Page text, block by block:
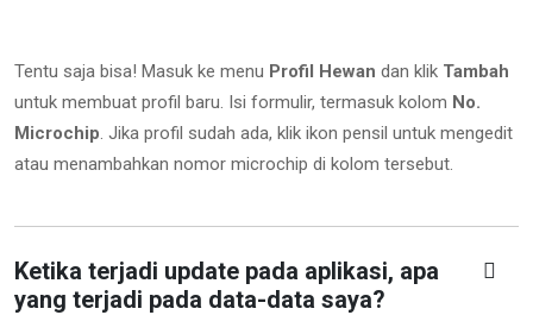
Tentu saja bisa! Masuk ke menu Profil Hewan dan klik Tambah
untuk membuat profil baru. Isi formulir, termasuk kolom No.
Microchip. Jika profil sudah ada, klik ikon pensil untuk mengedit
atau menambahkan nomor microchip di kolom tersebut.
Ketika terjadi update pada aplikasi, apa
yang terjadi pada data-data saya?